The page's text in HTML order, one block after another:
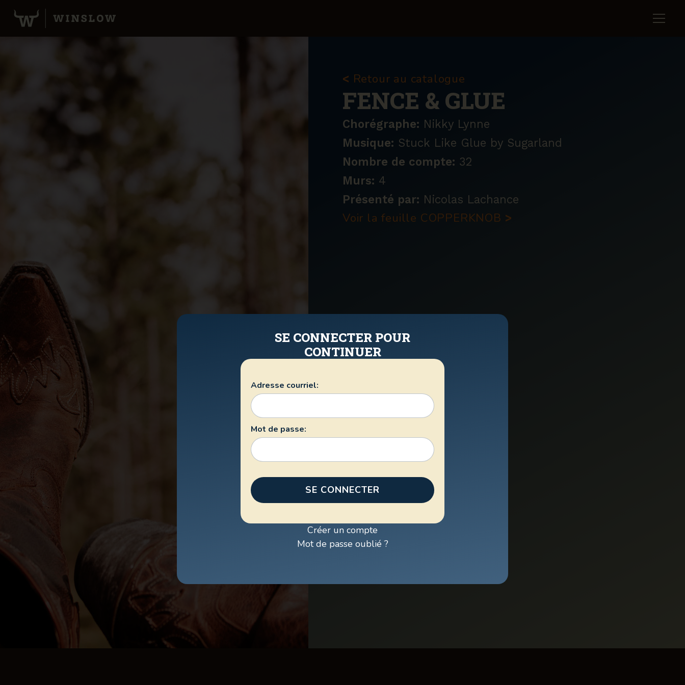
SE CONNECTER POUR
CONTINUER
Adresse courriel:
Mot de passe:
SE CONNECTER
Créer un compte
Mot de passe oublié ?
< Retour au catalogue
FENCE & GLUE
Chorégraphe: Nikky Lynne
Musique: Stuck Like Glue by Sugarland
Nombre de compte: 32
Murs: 4
Présenté par: Nicolas Lachance
Voir la feuille COPPERKNOB >